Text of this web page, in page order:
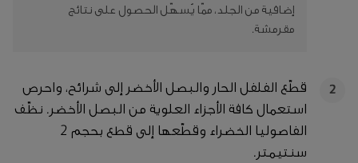
إضافية من الجلد، ممّا يُسهّل الحصول على نتائج
مقرمشة.
2
قطّع الفلفل الحار والبصل الأخضر إلى شرائح، واحرص
استعمال كافة الأجزاء العلوية من البصل الأخضر. نظّف
الفاصوليا الخضراء وقطّعها إلى قطع بحجم 2
سنتيمتر.